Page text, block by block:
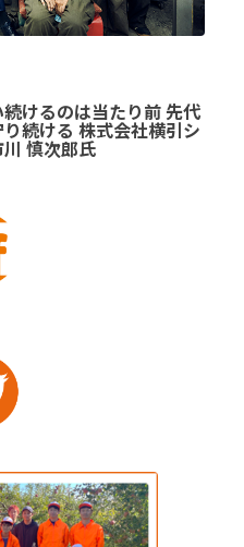
けるのは当たり前 先代
続ける 株式会社横引シ
慎次郎氏